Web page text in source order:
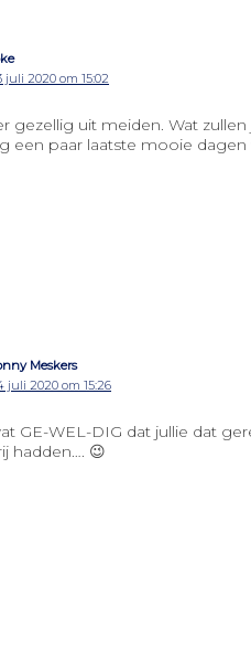
juli 2020 om 15:02
gezellig uit meiden. Wat
een paar laatste mooie dagen
Meskers
juli 2020 om 15:26
GE-WEL-DIG dat jullie dat
hadden…. 😉